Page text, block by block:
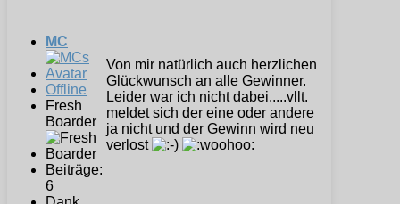
MC
Offline
Fresh
Boarder
Beiträge:
6
Von mir natürlich auch herzlichen
Glückwunsch an alle Gewinner.
Leider war ich nicht dabei.....vllt.
meldet sich der eine oder andere
ja nicht und der Gewinn wird neu
verlost